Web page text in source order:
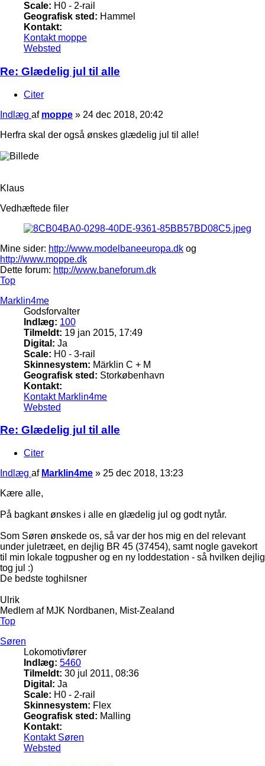
Scale: H0 - 2-rail
Geografisk sted: Hammel
Kontakt:
Kontakt moppe
Websted
Re: Glædelig jul til alle
Citer
Indlæg af moppe » 24 dec 2018, 20:42
Herfra skal der også ønskes glædelig jul til alle!
Klaus
Vedhæftede filer
Mine sider: http://www.modelbaneeuropa.dk og
http://www.moppe.dk
Dette forum: http://www.baneforum.dk
Top
Marklin4me
Godsforvalter
Indlæg: 100
Tilmeldt: 19 jan 2015, 17:49
Digital: Ja
Scale: H0 - 3-rail
Skinnesystem: Märklin C + M
Geografisk sted: Storkøbenhavn
Kontakt:
Kontakt Marklin4me
Websted
Re: Glædelig jul til alle
Citer
Indlæg af Marklin4me » 25 dec 2018, 13:23
Kære alle,
På bagkant ønskes i alle en glædelig jul og godt nytår.
Som Søren ønskede os, så var der hos mig en del relevant
under juletræet, en dejlig BR 45 (37454), samt nogle gavekort
til min lokale togpusher og en ny loddestation - så hvilken dejlig
tog jul :)
De bedste toghilsner
Ulrik
Medlem af MJK Nordbanen, Mist-Zealand
Top
Søren
Lokomotivfører
Indlæg: 5460
Tilmeldt: 30 jul 2011, 08:36
Digital: Ja
Scale: H0 - 2-rail
Skinnesystem: Flex
Geografisk sted: Malling
Kontakt:
Kontakt Søren
Websted